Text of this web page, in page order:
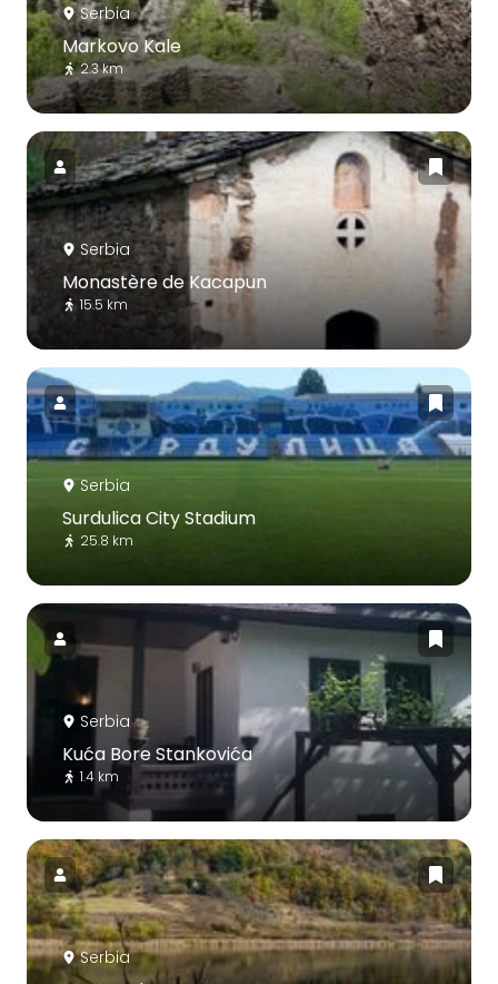
Serbia
Markovo Kale
2.3 km
Serbia
Monastère de Kacapun
15.5 km
Serbia
Surdulica City Stadium
25.8 km
Serbia
Kuća Bore Stankovića
1.4 km
Serbia